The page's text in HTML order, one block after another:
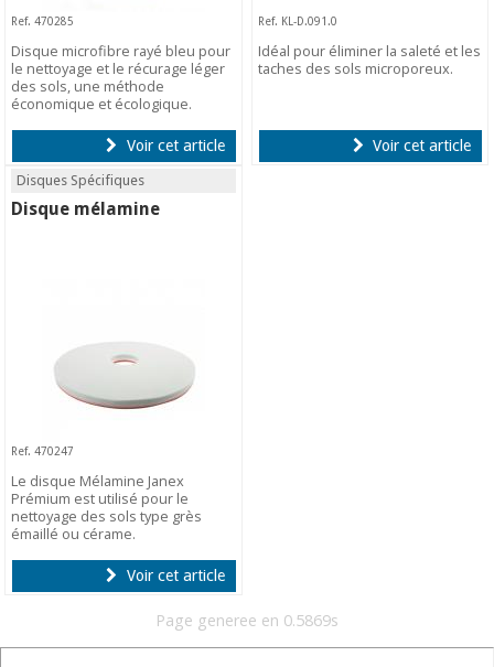
Ref. 470285
Disque microfibre rayé bleu pour
le nettoyage et le récurage léger
des sols, une méthode
économique et écologique.
Voir cet article
Ref. KL-D.091.0
Idéal pour éliminer la saleté et les
taches des sols microporeux.
Voir cet article
Disques Spécifiques
Disque mélamine
Ref. 470247
Le disque Mélamine Janex
Prémium est utilisé pour le
nettoyage des sols type grès
émaillé ou cérame.
Voir cet article
Page generee en 0.5869s